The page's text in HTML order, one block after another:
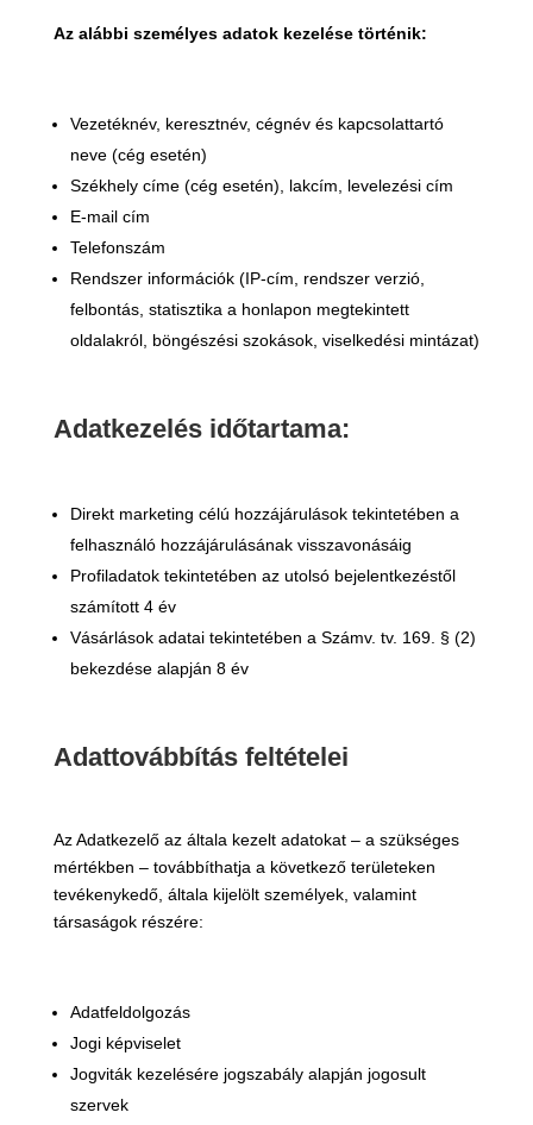
Az alábbi személyes adatok kezelése történik:
Vezetéknév, keresztnév, cégnév és kapcsolattartó
neve (cég esetén)
Székhely címe (cég esetén), lakcím, levelezési cím
E-mail cím
Telefonszám
Rendszer információk (IP-cím, rendszer verzió,
felbontás, statisztika a honlapon megtekintett
oldalakról, böngészési szokások, viselkedési mintázat)
Adatkezelés időtartama:
Direkt marketing célú hozzájárulások tekintetében a
felhasználó hozzájárulásának visszavonásáig
Profiladatok tekintetében az utolsó bejelentkezéstől
számított 4 év
Vásárlások adatai tekintetében a Számv. tv. 169. § (2)
bekezdése alapján 8 év
Adattovábbítás feltételei
Az Adatkezelő az általa kezelt adatokat – a szükséges
mértékben – továbbíthatja a következő területeken
tevékenykedő, általa kijelölt személyek, valamint
társaságok részére:
Adatfeldolgozás
Jogi képviselet
Jogviták kezelésére jogszabály alapján jogosult
szervek